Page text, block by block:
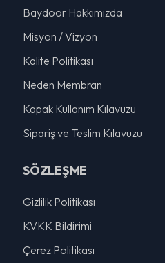
Baydoor Hakkımızda
Misyon / Vizyon
Kalite Politikası
Neden Membran
Kapak Kullanım Kılavuzu
Sipariş ve Teslim Kılavuzu
SÖZLEŞME
Gizlilik Politikası
KVKK Bildirimi
Çerez Politikası